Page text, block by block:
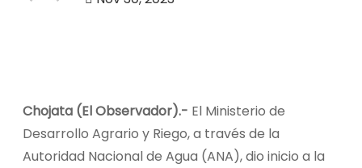
Chojata (El Observador).- El Ministerio de
Desarrollo Agrario y Riego, a través de la
Autoridad Nacional de Agua (ANA), dio inicio a la